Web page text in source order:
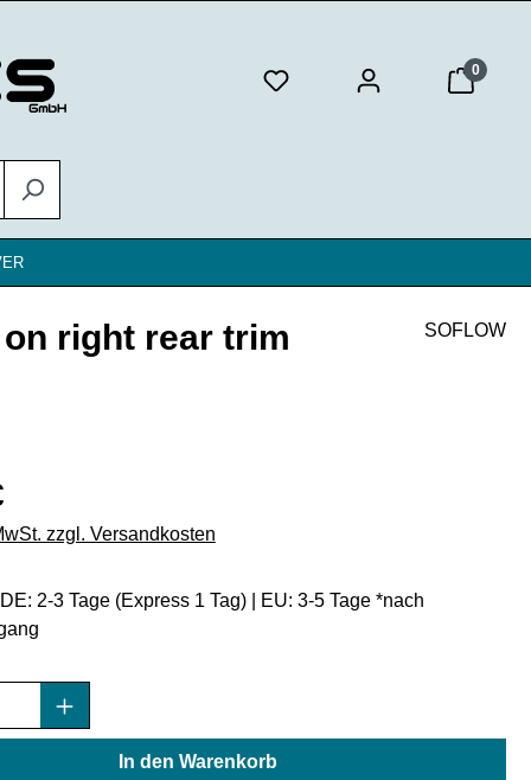
0
right rear trim SOFLOW
zzgl. Versandkosten
2-3 Tage (Express 1 Tag) | EU: 3-5 Tage *nach
Gib den gewünschten Wert ein
In den Warenkorb